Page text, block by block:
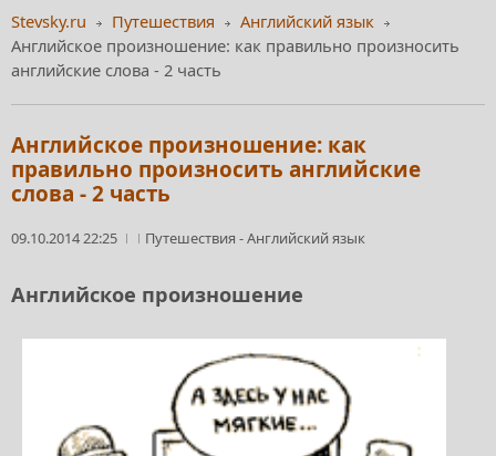
Stevsky.ru Путешествия
Английский язык
Английское произношение: как правильно произносить
английские слова - 2 часть
Английское произношение: как
правильно произносить английские
слова - 2 часть
09.10.2014 22:25 Путешествия -Английский язык
Английское произношение